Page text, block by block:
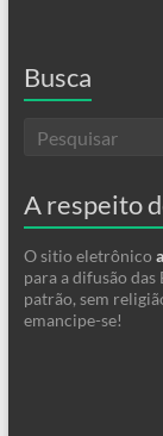
Busca
A respeito
O sitio eletrônico
para a difusão das
patrão, sem
emancipe-se!